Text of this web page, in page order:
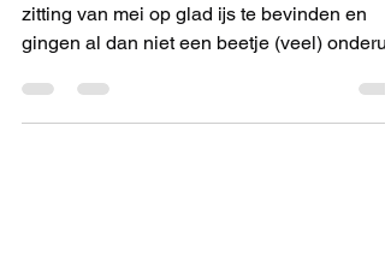
| Raadsleden op glad ijs
zitting van mei op glad ijs te bevinden en
gingen al dan niet een beetje (veel) onderuit